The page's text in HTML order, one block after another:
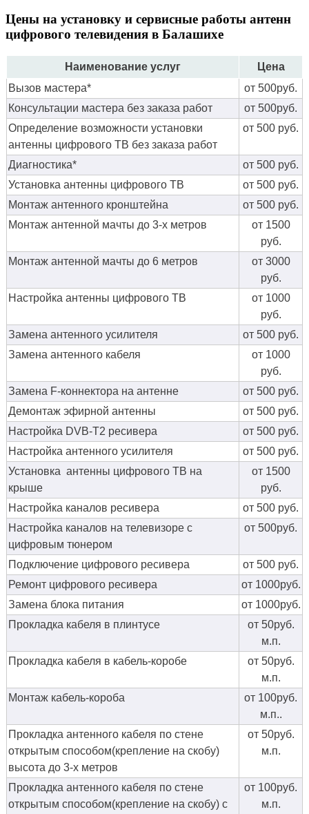
Цены на установку и сервисные работы антенн
цифрового телевидения в Балашихе
Наименование услуг
Цена
Вызов мастера*
от 500руб.
Консультации мастера без заказа работ
от 500руб.
Определение возможности установки
антенны цифрового ТВ без заказа работ
от 500 руб.
Диагностика*
от 500 руб.
Установка антенны цифрового ТВ
от 500 руб.
Монтаж антенного кронштейна
от 500 руб.
Монтаж антенной мачты до 3-х метров
от 1500
руб.
Монтаж антенной мачты до 6 метров
от 3000
руб.
Настройка антенны цифрового ТВ
от 1000
руб.
Замена антенного усилителя
от 500 руб.
Замена антенного кабеля
от 1000
руб.
Замена F-коннектора на антенне
от 500 руб.
Демонтаж эфирной антенны
от 500 руб.
Настройка DVB-T2 ресивера
от 500 руб.
Настройка антенного усилителя
от 500 руб.
Установка антенны цифрового ТВ на
крыше
от 1500
руб.
Настройка каналов ресивера
от 500 руб.
Настройка каналов на телевизоре с
цифровым тюнером
от 500руб.
Подключение цифрового ресивера
от 500 руб.
Ремонт цифрового ресивера
от 1000руб.
Замена блока питания
от 1000руб.
Прокладка кабеля в плинтусе
от 50руб.
м.п.
Прокладка кабеля в кабель-коробе
от 50руб.
м.п.
Монтаж кабель-короба
от 100руб.
м.п..
Прокладка антенного кабеля по стене
открытым способом(крепление на скобу)
высота до 3-х метров
от 50руб.
м.п.
Прокладка антенного кабеля по стене
открытым способом(крепление на скобу) с
от 100руб.
м.п.